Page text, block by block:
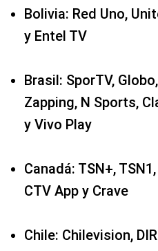
Bolivia: Red Uno,
y Entel TV
Brasil: SporTV,
Zapping, N Sports,
y Vivo Play
Canadá: TSN+, TSN1,
CTV App y Crave
Chile: Chilevision,